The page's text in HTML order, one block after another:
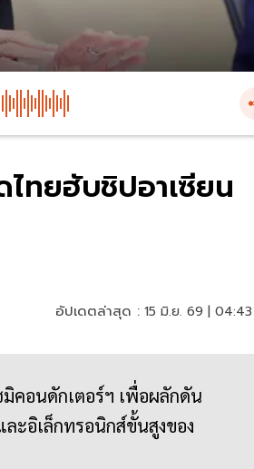
ทยฮับชิปอาเซียน
อัปเดตล่าสุด : 15 มิ.ย. 69 |
คอนดักเตอร์ฯ เพื่อผลักดัน
ะอิเล็กทรอนิกส์ขั้นสูงของ